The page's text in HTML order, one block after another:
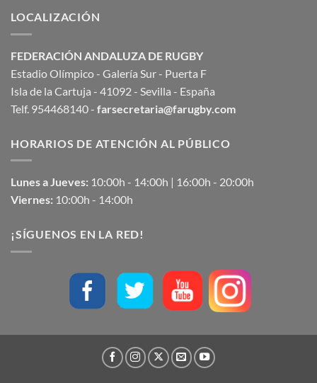
LOCALIZACIÓN
FEDERACIÓN ANDALUZA DE RUGBY
Estadio Olímpico - Galería Sur - Puerta F
Isla de la Cartuja - 41092 - Sevilla - España
Telf. 954468140 - farsecretaria@farugby.com
HORARIOS DE ATENCIÓN AL PÚBLICO
Lunes a Jueves: 10:00h - 14:00h | 16:00h - 20:00h
Viernes: 10:00h - 14:00h
¡SÍGUENOS EN LA RED!